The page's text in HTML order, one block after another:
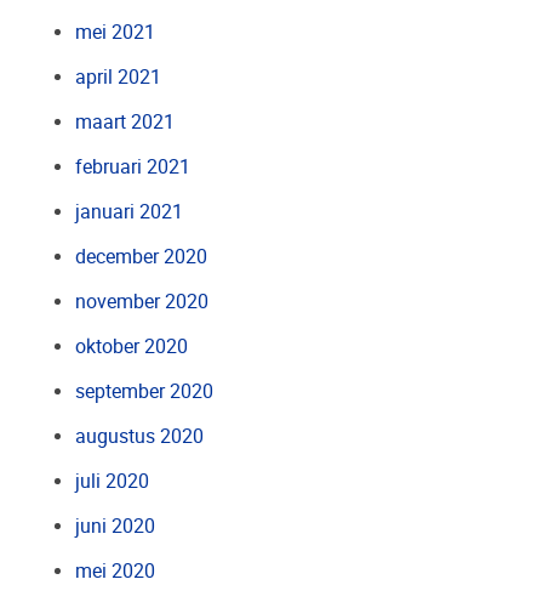
mei 2021
april 2021
maart 2021
februari 2021
januari 2021
december 2020
november 2020
oktober 2020
september 2020
augustus 2020
juli 2020
juni 2020
mei 2020